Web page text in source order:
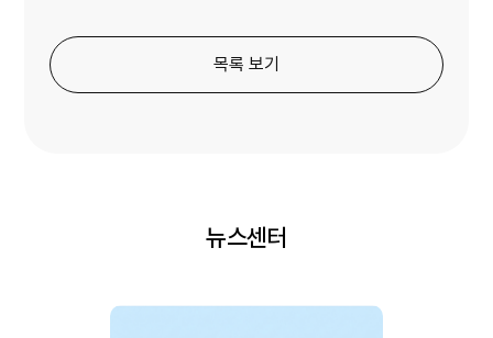
목록 보기
뉴스센터